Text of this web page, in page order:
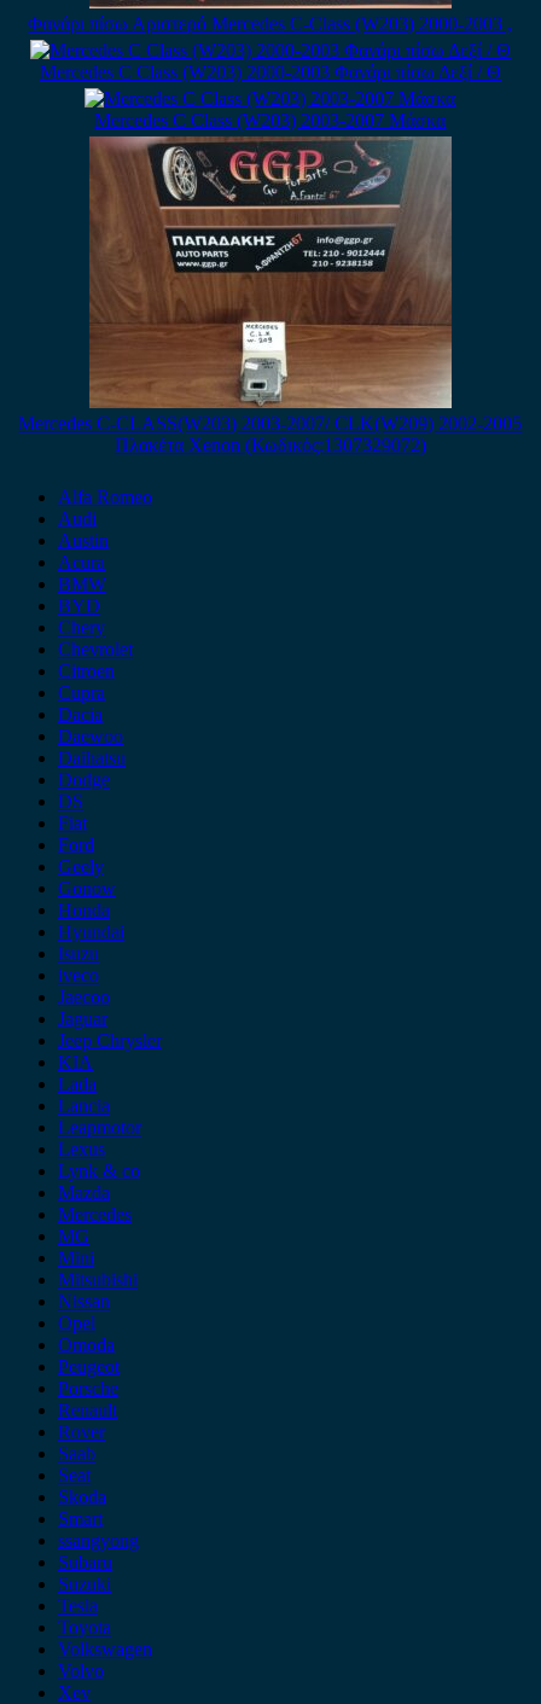
Φανάρι πίσω Αριστερό Mercedes C-Class (W203) 2000-2003 ,
Mercedes C Class (W203) 2000-2003 Φανάρι πίσω Δεξί / Θ
Mercedes C Class (W203) 2003-2007 Μάσκα
Mercedes C-CLASS(W203) 2003-2007/ CLK(W209) 2002-2005
Πλακέτα Xenon (Κωδικός:1307329072)
Alfa Romeo
Audi
Austin
Acura
BMW
BYD
Chery
Chevrolet
Citroen
Cupra
Dacia
Daewoo
Daihatsu
Dodge
DS
Fiat
Ford
Geely
Gonow
Honda
Hyundai
Isuzu
iveco
Jaecoo
Jaguar
Jeep Chrysler
KIA
Lada
Lancia
Leapmotor
Lexus
Lynk & co
Mazda
Mercedes
MG
Mini
Mitsubishi
Nissan
Opel
Omoda
Peugeot
Porsche
Renault
Rover
Saab
Seat
Skoda
Smart
ssangyong
Subaru
Suzuki
Tesla
Toyota
Volkswagen
Volvo
Xev